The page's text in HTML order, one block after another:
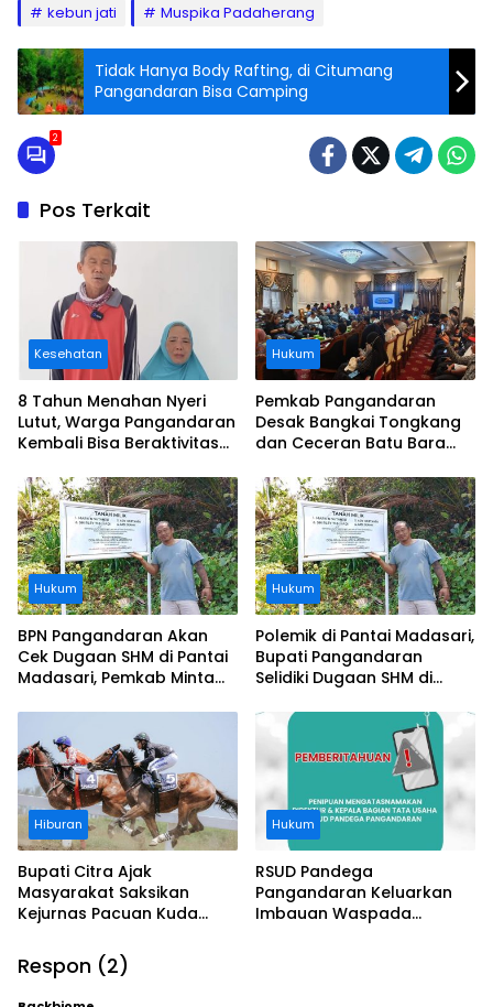
kebun jati
Muspika Padaherang
Tidak Hanya Body Rafting, di Citumang
Pangandaran Bisa Camping
2
Pos Terkait
Kesehatan
8 Tahun Menahan Nyeri
Lutut, Warga Pangandaran
Kembali Bisa Beraktivitas
Ditanggung BPJS
Hukum
Pemkab Pangandaran
Desak Bangkai Tongkang
dan Ceceran Batu Bara
Buruknya Koordinasi
Perusahaan
Hukum
BPN Pangandaran Akan
Cek Dugaan SHM di Pantai
Madasari, Pemkab Minta
Hukum
Polemik di Pantai Madasari,
Bupati Pangandaran
Selidiki Dugaan SHM di
Pantai
Hiburan
Bupati Citra Ajak
Masyarakat Saksikan
Kejurnas Pacuan Kuda
Legokjawa
Hukum
RSUD Pandega
Pangandaran Keluarkan
Imbauan Waspada
Respon (2)